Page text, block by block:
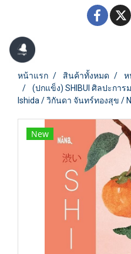
หน้าแรก สินค้าทั้งหมด
ห
(ปกแข็ง) SHIBUI ศิลปะการ
Ishida / วิกันดา จันทร์ทองสุข /
New